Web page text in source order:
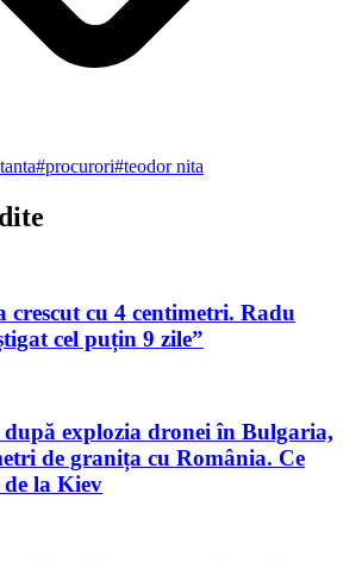
#procurori#teodor nita
cu 4 centimetri. Radu
cel puțin 9 zile”
după explozia dronei în Bulgaria,
de granița cu România. Ce
la Kiev